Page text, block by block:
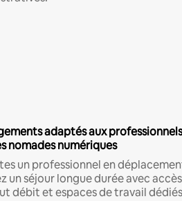
adaptés aux professionnels
nomades numériques
un professionnel en
un séjour longue durée avec accès
débit et espaces de travail